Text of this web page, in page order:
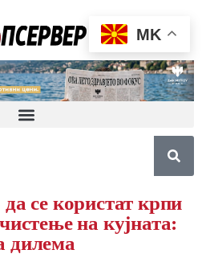
се користат крпи
на кујната:
дилема
MK